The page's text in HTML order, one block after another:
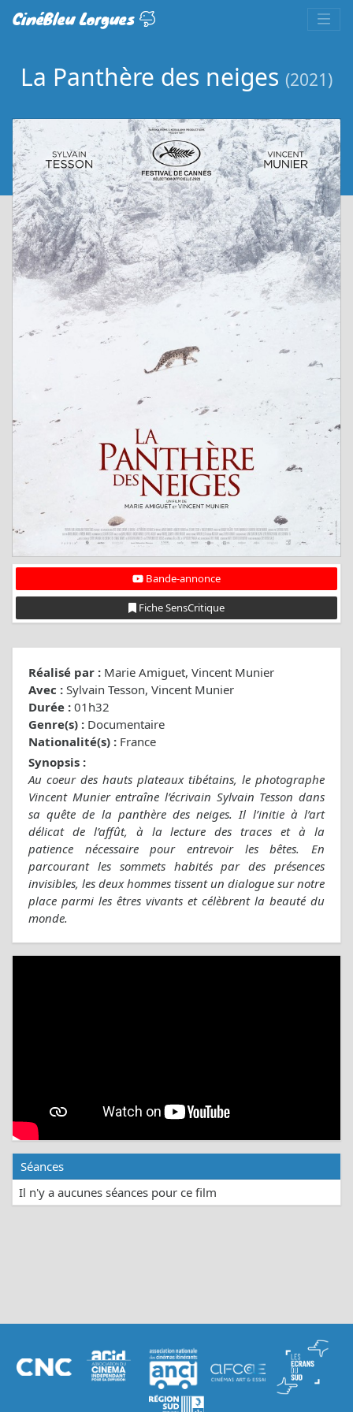
CinéBleu Lorgues
La Panthère des neiges (2021)
Bande-annonce
Fiche SensCritique
Réalisé par : Marie Amiguet, Vincent Munier
Avec : Sylvain Tesson, Vincent Munier
Durée : 01h32
Genre(s) : Documentaire
Nationalité(s) : France
Synopsis :
Au coeur des hauts plateaux tibétains, le photographe
Vincent Munier entraîne l’écrivain Sylvain Tesson dans
sa quête de la panthère des neiges. Il l’initie à l’art
délicat de l’affût, à la lecture des traces et à la
patience nécessaire pour entrevoir les bêtes. En
parcourant les sommets habités par des présences
invisibles, les deux hommes tissent un dialogue sur notre
place parmi les êtres vivants et célèbrent la beauté du
monde.
Séances
Il n'y a aucunes séances pour ce film